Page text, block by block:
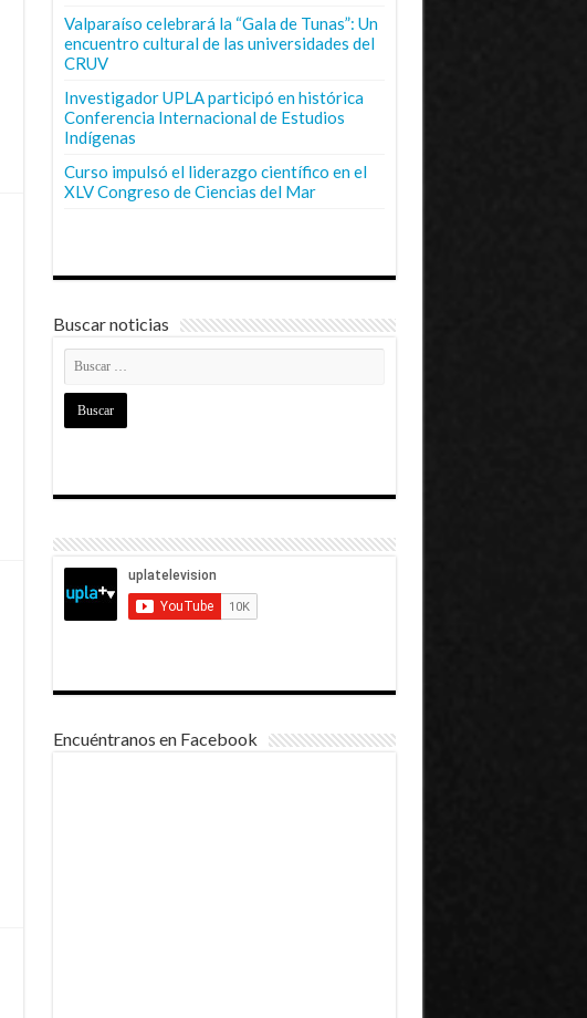
Valparaíso celebrará la “Gala de Tunas”: Un
encuentro cultural de las universidades del
CRUV
Investigador UPLA participó en histórica
Conferencia Internacional de Estudios
Indígenas
Curso impulsó el liderazgo científico en el
XLV Congreso de Ciencias del Mar
Buscar noticias
Encuéntranos en Facebook